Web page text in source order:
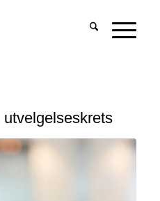
utvelgelseskrets